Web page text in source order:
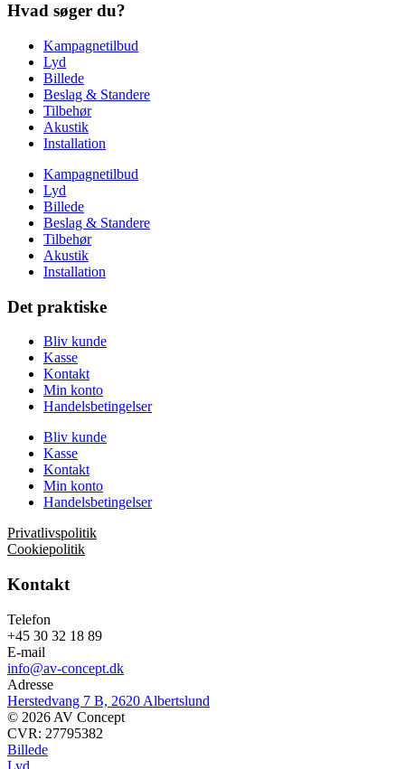
Hvad søger du?
Kampagnetilbud
Lyd
Billede
Beslag & Standere
Tilbehør
Akustik
Installation
Kampagnetilbud
Lyd
Billede
Beslag & Standere
Tilbehør
Akustik
Installation
Det praktiske
Bliv kunde
Kasse
Kontakt
Min konto
Handelsbetingelser
Bliv kunde
Kasse
Kontakt
Min konto
Handelsbetingelser
Privatlivspolitik
Cookiepolitik
Kontakt
Telefon
+45 30 32 18 89
E-mail
info@av-concept.dk
Adresse
Herstedvang 7 B, 2620 Albertslund
© 2026 AV Concept
CVR: 27795382
Billede
Lyd